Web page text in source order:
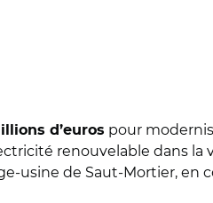
d’euros pour
renouvelable dans la
usine de Saut-Mortier, en